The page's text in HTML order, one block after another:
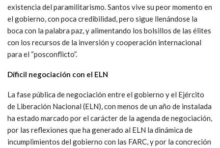
existencia del paramilitarismo. Santos vive su peor momento en
el gobierno, con poca credibilidad, pero sigue llenándose la
boca con la palabra paz, y alimentando los bolsillos de las élites
con los recursos de la inversión y cooperación internacional
para el “posconflicto”.
Díficil negociación con el ELN
La fase pública de negociación entre el gobierno y el Ejército
de Liberación Nacional (ELN), con menos de un año de instalada
ha estado marcado por el carácter de la agenda de negociación,
por las reflexiones que ha generado al ELN la dinámica de
incumplimientos del gobierno con las FARC, y por la concreción